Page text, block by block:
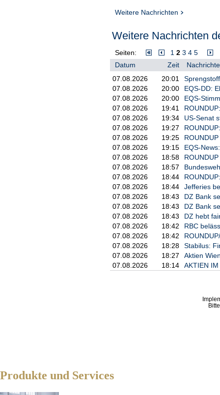
erneuerbarer Energien. Es
Verkehr sowie einem relativ
NewClimate Institute.
Wie in den Vorjahren blieben die
des Autorenteams genug tut,
liegt daher nur auf Platz vier.
USA stürzen ab beim Klimaschutz
Besonders tief - nämlich um
drittletzten Platz belegen. Sie
Russland, einer der größten Öl-
In der zweiten Amtszeit von US-
internationaler Ebene enorm
ist im Report das anhaltende
von den Marktkräften und der
entfielen demnach 17 Prozent
China belegt im Index Rang 54
der Volksrepublik beispielsweise
2024 um 25 Prozent gegenüber
Daneben habe China jedoch
ausgeweitet. "Im Jahr 2024
Bauvorhaben als im Rest der
Weitere Nachrichten
Weitere Nachrichten
Seiten: 1 2 3 4 5
Datum
Zeit
07.08.2026
20:01
07.08.2026
20:00
EQS-DD:
07.08.2026
20:00
EQS-
07.08.2026
19:41
07.08.2026
19:34
US-Senat
07.08.2026
19:27
07.08.2026
19:25
07.08.2026
19:15
EQS-
07.08.2026
18:58
07.08.2026
18:57
07.08.2026
18:44
07.08.2026
18:44
Jefferies
07.08.2026
18:43
DZ Bank
07.08.2026
18:43
DZ Bank
07.08.2026
18:43
DZ hebt
07.08.2026
18:42
RBC
07.08.2026
18:42
07.08.2026
18:28
Stabilus:
07.08.2026
18:27
Aktien
07.08.2026
18:14 AKTIEN
Produkte und Services